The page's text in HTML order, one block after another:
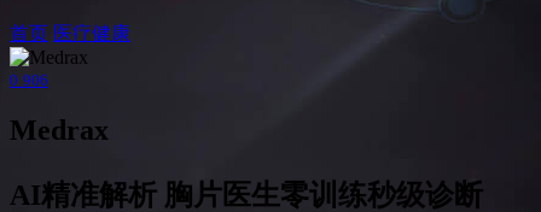
首页 医疗健康
0 906
Medrax
AI精准解析 胸片医生零训练秒级诊断